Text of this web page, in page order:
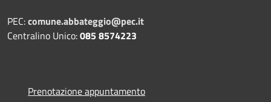
PEC:comune.abbateggio@pec.it
Centralino Unico:085 8574223
Prenotazione appuntamento